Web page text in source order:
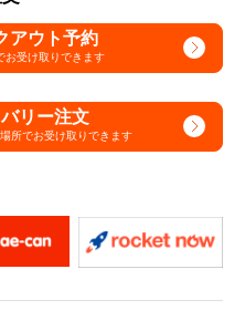
アウト予約
お受け取りできます
リー注文
所でお受け取りできます